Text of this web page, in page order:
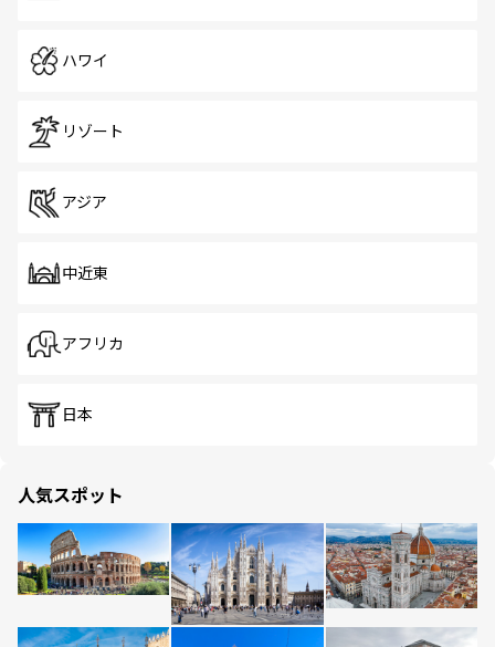
ハワイ
リゾート
アジア
中近東
アフリカ
日本
人気スポット